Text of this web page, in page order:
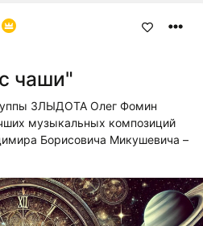
чаши"
ЗЛЫДОТА Олег Фомин
музыкальных композиций
Борисовича Микушевича –